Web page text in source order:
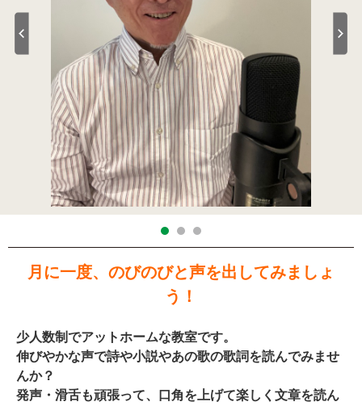
月に一度、のびのびと声を出してみましょ
う！
少人数制でアットホームな教室です。
伸びやかな声で詩や小説やあの歌の歌詞を読んでみませ
んか？
発声・滑舌も頑張って、口角を上げて楽しく文章を読ん